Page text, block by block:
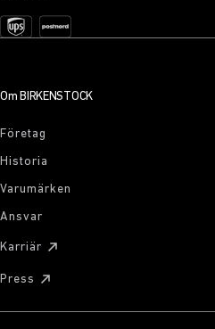
Om BIRKENSTOCK
Företag
Historia
Varumärken
Ansvar
Karriär
Press